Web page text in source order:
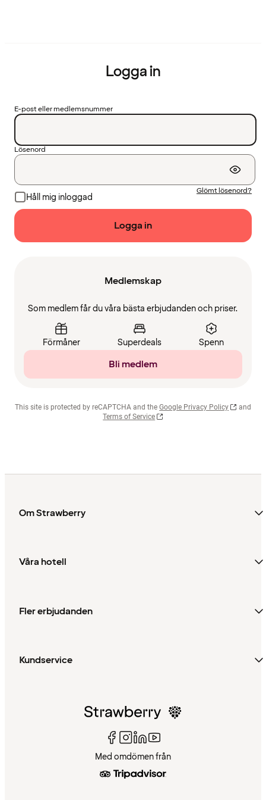
Logga in
E-post eller medlemsnummer
Lösenord
Håll mig inloggad
Glömt lösenord?
Logga in
Medlemskap
Som medlem får du våra bästa erbjudanden och priser.
Förmåner Superdeals Spenn
Bli medlem
This site is protected by reCAPTCHA and the Google Privacy Policy
and
Terms of Service
Om Strawberry
Våra hotell
Fler erbjudanden
Kundservice
Med omdömen från